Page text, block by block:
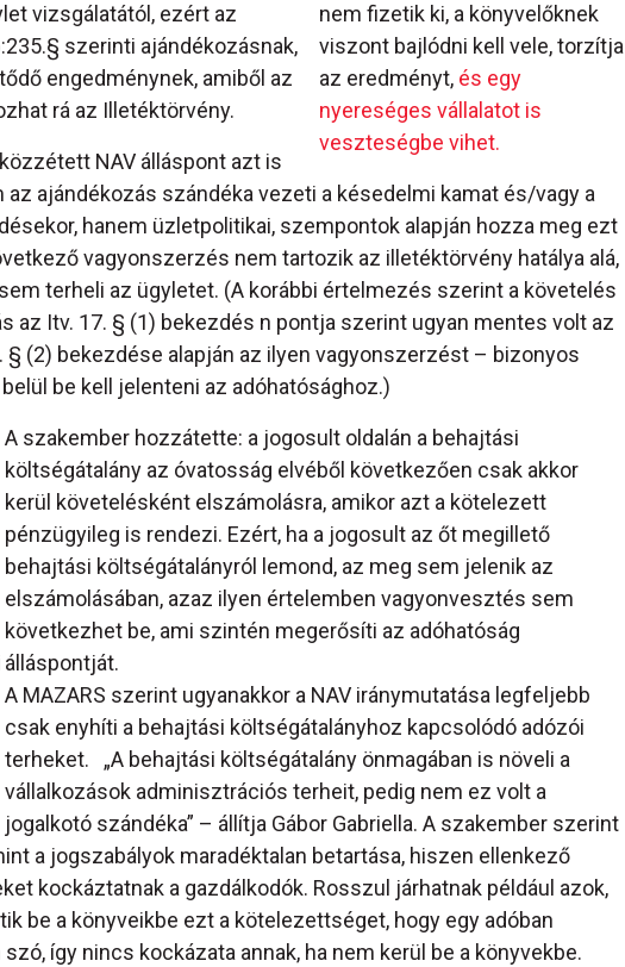
nem fizetik ki, a könyvelőknek
viszont bajlódni kell vele, torzítja
az eredményt, és egy
nyereséges vállalatot is
veszteségbe vihet.
vizsgálatától, ezért az
szerinti ajándékozásnak,
engedménynek, amiből az
rá az Illetéktörvény.
NAV álláspont azt is
az ajándékozás szándéka vezeti a késedelmi kamat és/vagy a
hanem üzletpolitikai, szempontok alapján hozza meg ezt
vagyonszerzés nem tartozik az illetéktörvény hatálya alá,
terheli az ügyletet. (A korábbi értelmezés szerint a követelés
az Itv. 17. § (1) bekezdés n pontja szerint ugyan mentes volt az
§ (2) bekezdése alapján az ilyen vagyonszerzést – bizonyos
be kell jelenteni az adóhatósághoz.)
A szakember hozzátette: a jogosult oldalán a behajtási
költségátalány az óvatosság elvéből következően csak akkor
kerül követelésként elszámolásra, amikor azt a kötelezett
pénzügyileg is rendezi. Ezért, ha a jogosult az őt megillető
behajtási költségátalányról lemond, az meg sem jelenik az
elszámolásában, azaz ilyen értelemben vagyonvesztés sem
következhet be, ami szintén megerősíti az adóhatóság
álláspontját.
A MAZARS szerint ugyanakkor a NAV iránymutatása legfeljebb
csak enyhíti a behajtási költségátalányhoz kapcsolódó adózói
terheket. „A behajtási költségátalány önmagában is növeli a
vállalkozások adminisztrációs terheit, pedig nem ez volt a
jogalkotó szándéka” – állítja Gábor Gabriella. A szakember szerint
a jogszabályok maradéktalan betartása, hiszen ellenkező
kockáztatnak a gazdálkodók. Rosszul járhatnak például azok,
be a könyveikbe ezt a kötelezettséget, hogy egy adóban
így nincs kockázata annak, ha nem kerül be a könyvekbe.